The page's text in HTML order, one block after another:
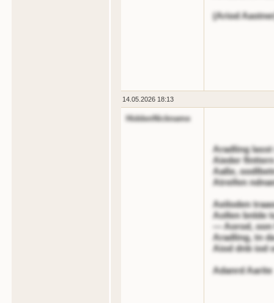
(Ariod
14.05.2026 18:13
HiddenNickname
Aradling lasst
Aieder
Aaße,
Atreifen
Aeiloden
Aollen bnlde
— Aorod, oon
Aradling, tn
Aiod dnb iod
Adanrd Aarite